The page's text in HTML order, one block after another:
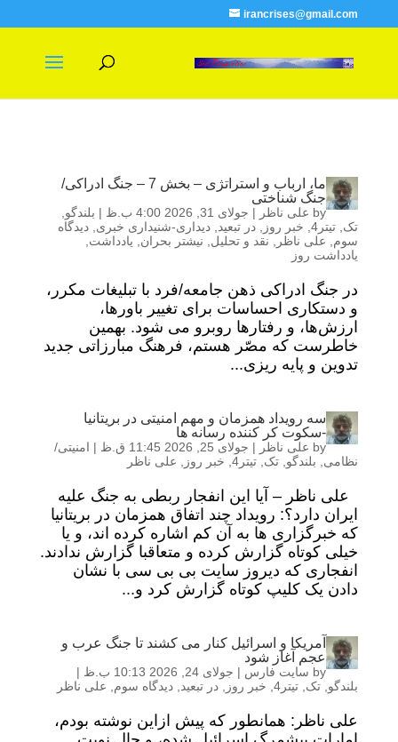
irancrises@gmail.com
ما، ارباب و استراتژی – بخش 7 – جنگ ادراکی/
جنگ شناختی
by علی ناظر | جولای 31, 2026 4:00 ب.ظ | بلندگو
تک تیتر4 , خبر روز در تبعید دیداری-شنیداری خبری دیدگاه
سوم
علی ناظر نقد و تحلیل نیشتر بحران یادداشت
یادداشت روز
در جنگ ادراکی ذهن جامعه/فرد با تبلیغات مکرر،
و دستکاری احساسات برای تغییر باورها،
ارزش‌ها، و رفتار‌ها روبرو می شود. بهمین
خاطرست که مصّر هستم، فرهنگ مبارزاتی جدید
تدوین و پایه ریزی...
سه رویداد همزمان و مهم امنیتی در بریتانیا
-سکوت کر کننده رسانه ها
by علی ناظر | جولای 25, 2026 11:45 ق.ظ | امنیتی/
نظامی
بلندگو تک تیتر4 , خبر روز علی ناظر
علی ناظر – آیا این انفجار ربطی به جنگ علیه
ایران دارد؟: رویداد چند اتفاق همزمان در بریتانیا
که خبرگزاری ها به آن کم اشاره کرده اند، و یا
خیلی کوتاه گزارش کرده و متعاقبا گزارش ندادند.
انفجاری که دیروز سایت بی بی سی با نشان
دادن یک کلیپ کوتاه گزارش کرد و...
آمریکا و اسرائیل کنار می کشند تا جنگ عرب و
عجم آغاز شود
by سایت فارس | جولای 24, 2026 10:13 ب.ظ
|
بلندگو تک تیتر4 , خبر روز در تبعید دیدگاه سوم علی ناظر
علی ناظر: همانطور که پیش ازاین نوشته بودم،